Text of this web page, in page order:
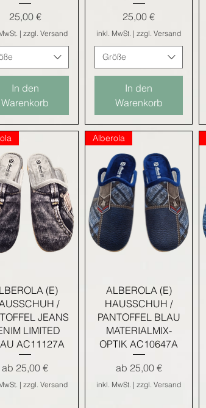
Preis
25,00 €
| zzgl. Versand
In den
Warenkorb
Preis
25,00 €
inkl. MwSt. |zzgl. Versand
Größe
In den
Warenkorb
(E)
/
JEANS
LIMITED
AC11127A
ab 25,00 €
Sale-Preis
| zzgl. Versand
Schnellansicht
Alberola
ALBEROLA (E)
HAUSSCHUH /
PANTOFFEL BLAU
MATERIALMIX-
OPTIK AC10647A
ab 25,00 €
Sale-Preis
inkl. MwSt. | zzgl. Versand